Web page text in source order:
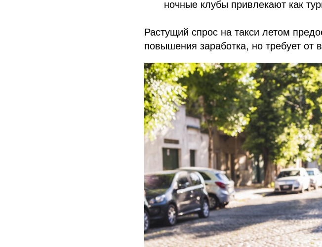
ночные клубы привлекают как
Растущий спрос на такси летом
повышения заработка, но требует от